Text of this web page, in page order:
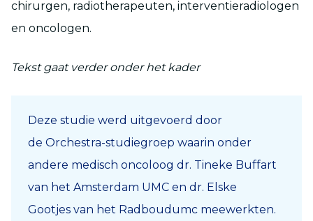
chirurgen, radiotherapeuten, interventieradiologen
en oncologen.
Tekst gaat verder onder het kader
Deze studie werd uitgevoerd door
de Orchestra-studiegroep waarin onder
andere medisch oncoloog dr. Tineke Buffart
van het Amsterdam UMC en dr. Elske
Gootjes van het Radboud umc meewerkten.